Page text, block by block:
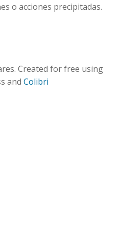
o acciones precipitadas.
Created for free using
and Colibri